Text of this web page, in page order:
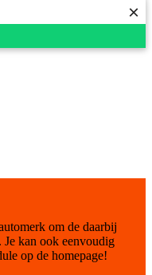
×
om de daarbij
Je kan ook eenvoudig
op de homepage!